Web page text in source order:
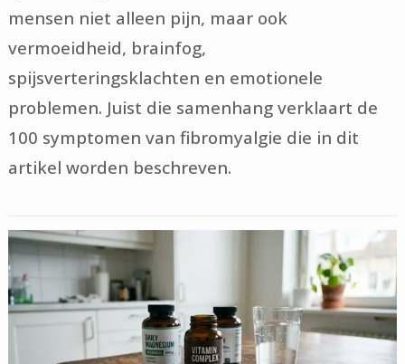
mensen niet alleen pijn, maar ook
vermoeidheid, brainfog,
spijsverteringsklachten en emotionele
problemen. Juist die samenhang verklaart de
100 symptomen van fibromyalgie die in dit
artikel worden beschreven.